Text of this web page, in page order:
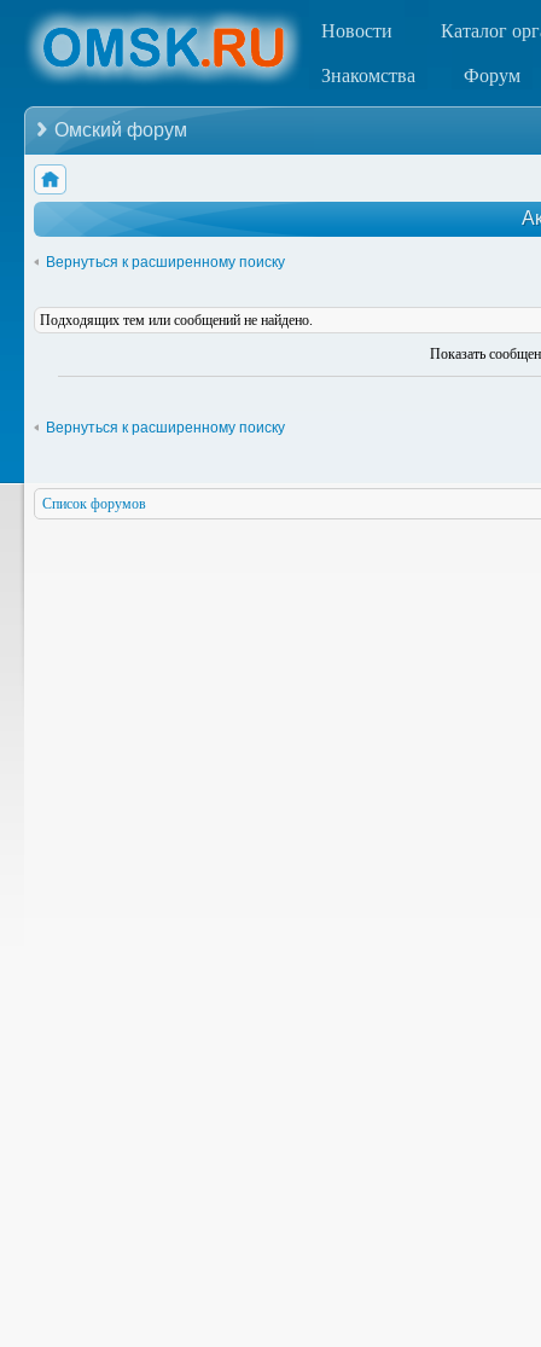
Новости Каталог
Знакомства Форум
Омский форум
Вернуться к расширенному поиску
Подходящих тем или сообщений не найдено.
Показать
Вернуться к расширенному поиску
Список форумов